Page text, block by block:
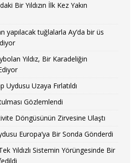
Bir Yıldızın İlk Kez Yakın
yapılacak tuğlalarla Ay’da bir üs
Yıldız, Bir Karadeliğin
Uydusu Uzaya Fırlatıldı
Gözlemlendi
Döngüsünün Zirvesine Ulaştı
Europa’ya Bir Sonda Gönderdi
Yıldızlı Sistemin Yörüngesinde Bir